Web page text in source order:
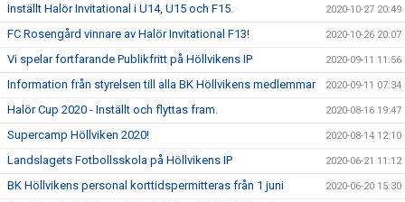
Inställt Halör Invitational i U14, U15 och F15. 2020-10-27 20:49
FC Rosengård vinnare av Halör Invitational F13! 2020-10-26 20:07
Vi spelar fortfarande Publikfritt på Höllvikens IP 2020-09-11 11:56
Information från styrelsen till alla BK Höllvikens medlemmar 2020-09-11 07:34
Halör Cup 2020 - Inställt och flyttas fram. 2020-08-16 19:47
Supercamp Höllviken 2020! 2020-08-14 12:10
Landslagets Fotbollsskola på Höllvikens IP 2020-06-21 11:12
BK Höllvikens personal korttidspermitteras från 1 juni 2020-06-20 15:30